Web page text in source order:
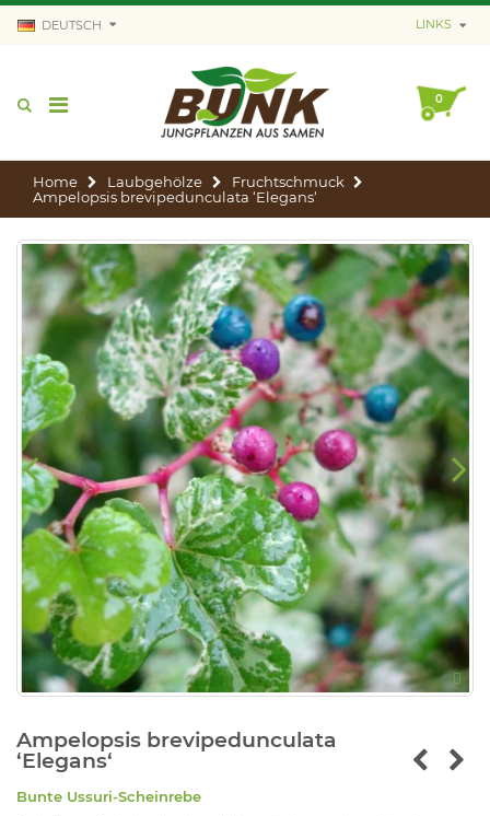
DEUTSCH LINKS
0
Home Laubgehölze
Fruchtschmuck
Ampelopsis brevipedunculata ‘Elegans‘
Ampelopsis brevipedunculata
‘Elegans‘
Bunte Ussuri-Scheinrebe